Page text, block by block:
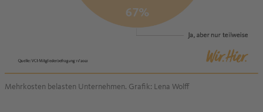
Mehrkosten belasten Unternehmen. Grafik: Lena Wolff